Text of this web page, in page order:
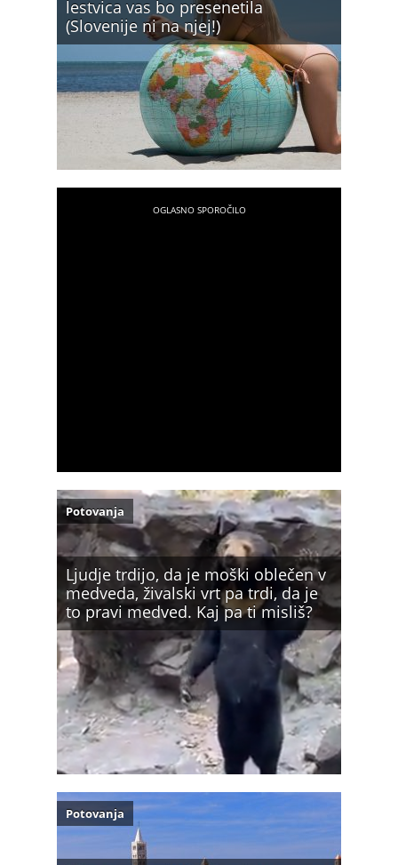
lestvica vas bo presenetila
(Slovenije ni na njej!)
Ljudje trdijo, da je moški oblečen v
medveda, živalski vrt pa trdi, da je
to pravi medved. Kaj pa ti misliš?
Potovanja
Potovanja